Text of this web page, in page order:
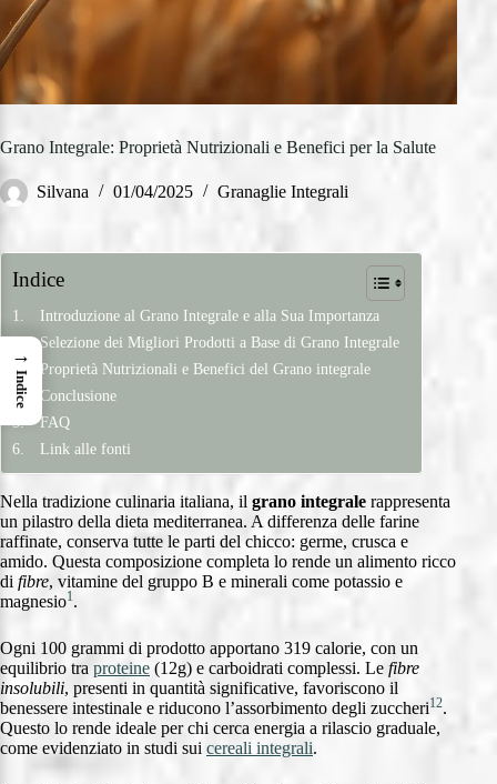
Grano Integrale: Proprietà Nutrizionali e Benefici per la Salute
Silvana 01/04/2025 Granaglie Integrali
Indice
Introduzione al Grano Integrale e alla Sua Importanza
Selezione dei Migliori Prodotti a Base di Grano Integrale
Proprietà Nutrizionali e Benefici del Grano integrale
Conclusione
FAQ
Link alle fonti
Nella tradizione culinaria italiana, il grano integrale rappresenta
un pilastro della dieta mediterranea. A differenza delle farine
raffinate, conserva tutte le parti del chicco: germe, crusca e
amido. Questa composizione completa lo rende un alimento ricco
di fibre, vitamine del gruppo B e minerali come potassio e
magnesio1.
Ogni 100 grammi di prodotto apportano 319 calorie, con un
equilibrio tra proteine (12g) e carboidrati complessi. Le fibre
insolubili, presenti in quantità significative, favoriscono il
benessere intestinale e riducono l’assorbimento degli zuccheri12.
Questo lo rende ideale per chi cerca energia a rilascio graduale,
come evidenziato in studi sui cereali integrali.
→
Indice